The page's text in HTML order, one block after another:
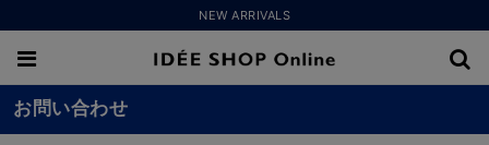
NEW ARRIVALS
お問い合わせ